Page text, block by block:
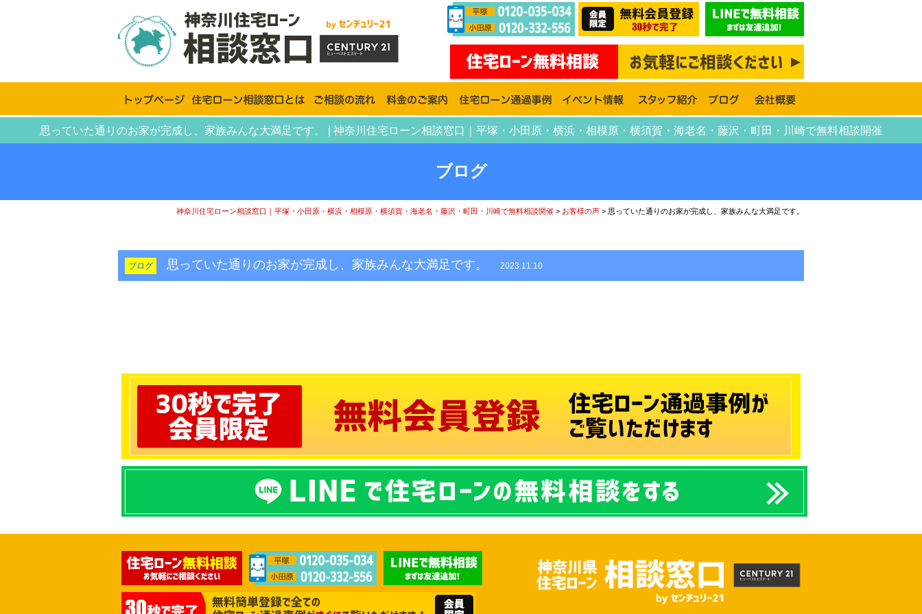
思っていた通りのお家が完成し、家族みんな大満足です。 | 神奈川住宅ローン相談窓口｜平塚・小田原・横浜・相模原・横須賀・海老名・藤沢・町田・川崎で無料相談開催
ブログ
神奈川住宅ローン相談窓口｜平塚・小田原・横浜・相模原・横須賀・海老名・藤沢・町田・川崎で無料相談開催 > お客様の声 > 思っていた通りのお家が完成し、家族みんな大満足です。
ブログ 思っていた通りのお家が完成し、家族みんな大満足です。 2023.11.10